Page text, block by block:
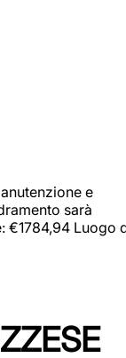
e
sarà
€1784,94 Luogo